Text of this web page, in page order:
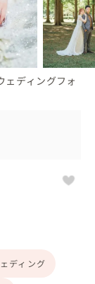
ェディングフォ
ディング